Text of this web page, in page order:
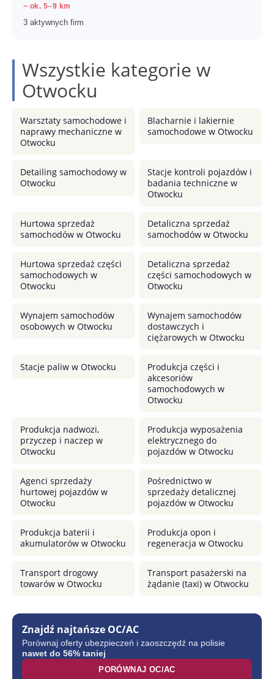
~ ok. 5–9 km
3 aktywnych firm
Wszystkie kategorie w
Otwocku
Warsztaty samochodowe i
naprawy mechaniczne w
Otwocku
Blacharnie i lakiernie
samochodowe w Otwocku
Detailing samochodowy w
Otwocku
Stacje kontroli pojazdów i
badania techniczne w
Otwocku
Hurtowa sprzedaż
samochodów w Otwocku
Detaliczna sprzedaż
samochodów w Otwocku
Hurtowa sprzedaż części
samochodowych w
Otwocku
Detaliczna sprzedaż
części samochodowych w
Otwocku
Wynajem samochodów
osobowych w Otwocku
Wynajem samochodów
dostawczych i
ciężarowych w Otwocku
Stacje paliw w Otwocku
Produkcja części i
akcesoriów
samochodowych w
Otwocku
Produkcja nadwozi,
przyczep i naczep w
Otwocku
Produkcja wyposażenia
elektrycznego do
pojazdów w Otwocku
Agenci sprzedaży
hurtowej pojazdów w
Otwocku
Pośrednictwo w
sprzedaży detalicznej
pojazdów w Otwocku
Produkcja baterii i
akumulatorów w Otwocku
Produkcja opon i
regeneracja w Otwocku
Transport drogowy
towarów w Otwocku
Transport pasażerski na
żądanie (taxi) w Otwocku
Znajdź najtańsze OC/AC
Porównaj oferty ubezpieczeń i zaoszczędź na polisie
nawet do 56% taniej
PORÓWNAJ OC/AC